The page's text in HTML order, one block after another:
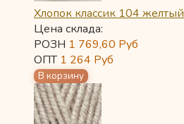
Хлопок классик 104 желтый
Цена склада:
РОЗН 1 769,60 Руб
ОПТ 1 264 Руб